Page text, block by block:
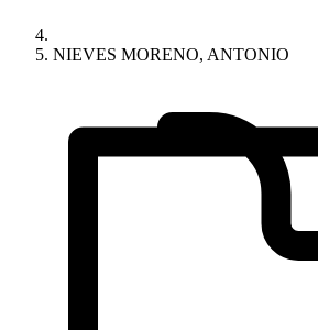
NIEVES MORENO, ANTONIO